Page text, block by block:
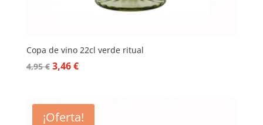
Copa de vino 22cl verde ritual
4,95€ El
era:
3,46€El
es:
¡Oferta!